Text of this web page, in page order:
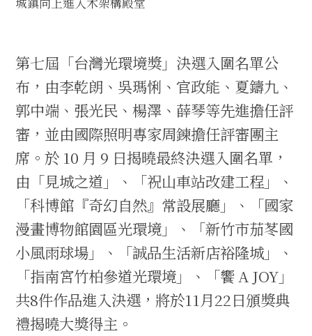
第七屆「台灣光環境獎」決選入圍名單公
布，由李乾朗、吳瑪悧、官政能、夏鑄九、
郭中端、張光民、楊澤、薛琴等先進擔任評
審，並由國際照明專家周鍊擔任評審團主
席。於 10 月 9 日揭曉最終決選入圍名單，
由「見城之道」、「祝山車站改建工程」、
「科博館『奇幻自然』常設展廳」、「國家
漫畫博物館園區光環境」、「新竹市茄苳國
小風雨球場」、「誠品生活新店裕隆城」、
「指南宮竹柏參道光環境」、「饗 A JOY」
共8件作品進入決選，將於11月22日頒獎典
禮揭曉大獎得主。